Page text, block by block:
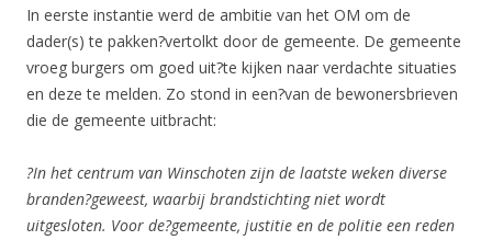
In eerste instantie werd de ambitie van het OM om de
dader(s) te pakken?vertolkt door de gemeente. De gemeente
vroeg burgers om goed uit?te kijken naar verdachte situaties
en deze te melden. Zo stond in een?van de bewonersbrieven
die de gemeente uitbracht:
?In het centrum van Winschoten zijn de laatste weken diverse
branden?geweest, waarbij brandstichting niet wordt
uitgesloten. Voor de?gemeente, justitie en de politie een reden